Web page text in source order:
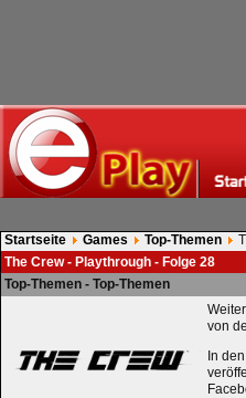
Startseite Games Top-Themen
The Crew - Playthrough - Folge 28
Top-Themen - Top-Themen
von
In